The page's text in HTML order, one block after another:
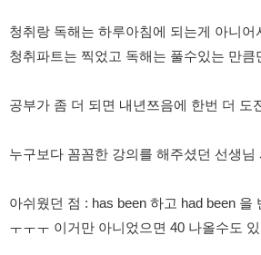
고객센터
수강바구니 |주문/배송
청취랑 독해는 하루아침에 되는게 아니어
청취파트는 찍었고 독해는 풀수있는 만큼
공부가 좀 더 되면 내년쯔음에 한번 더 도
누구보다 꼼꼼한 강의를 해주셨던 선생님
아쉬웠던 점 : has been 하고 had been 을
ㅜㅜㅜ 이거만 아니었으면 40 나올수도